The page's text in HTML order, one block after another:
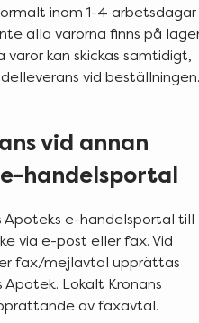
inom 1-4 arbetsdagar
alla varorna finns på
kan skickas samtidigt,
vid beställningen.
vid annan
handelsportal
Apoteks e-handelsportal till
via e-post eller fax. Vid
fax/mejlavtal upprättas
Lokalt Kronans
av faxavtal.